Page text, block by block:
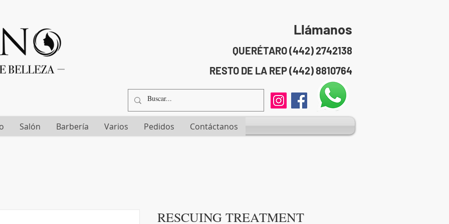
Llámanos
QUERÉTARO (442) 2742138
RESTO DE LA REP (442) 8810764
Salón Barbería Varios Pedidos Contáctanos
RESCUING TREATMENT